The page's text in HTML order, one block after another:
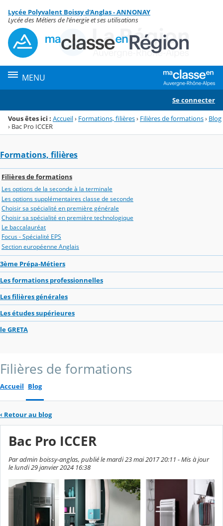
Menu de la rubrique
Contenu
Lycée Polyvalent Boissy d'Anglas - ANNONAY
Lycée des Métiers de l'énergie et ses utilisations
MENU
Se connecter
Vous êtes ici : Accueil› Formations, filières› Filières de formations› Blog
› Bac Pro ICCER
Formations, filières
Filières de formations
Les options de la seconde à la terminale
Les options supplémentaires classe de seconde
Choisir sa spécialité en première générale
Choisir sa spécialité en première technologique
Le baccalauréat
Focus - Spécialité EPS
Section européenne Anglais
3ème Prépa-Métiers
Les formations professionnelles
Les filières générales
Les études supérieures
le GRETA
Filières de formations
Accueil Blog
‹ Retour au blog
Bac Pro ICCER
Par admin boissy-anglas, publié le mardi 23 mai 2017 20:11 - Mis à jour
le lundi 29 janvier 2024 16:38